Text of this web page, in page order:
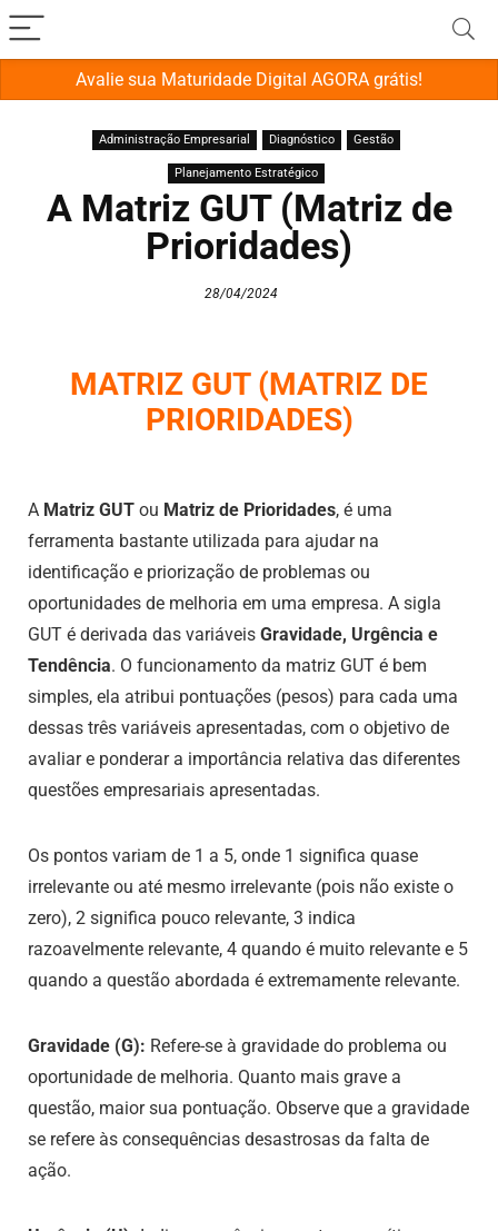
Avalie sua Maturidade Digital AGORA grátis!
Administração Empresarial Diagnóstico Gestão
Planejamento Estratégico
A Matriz GUT (Matriz de
Prioridades)
28/04/2024
MATRIZ GUT (MATRIZ DE
PRIORIDADES)
A Matriz GUT ou Matriz de Prioridades, é uma
ferramenta bastante utilizada para ajudar na
identificação e priorização de problemas ou
oportunidades de melhoria em uma empresa. A sigla
GUT é derivada das variáveis Gravidade, Urgência e
Tendência. O funcionamento da matriz GUT é bem
simples, ela atribui pontuações (pesos) para cada uma
dessas três variáveis apresentadas, com o objetivo de
avaliar e ponderar a importância relativa das diferentes
questões empresariais apresentadas.
Os pontos variam de 1 a 5, onde 1 significa quase
irrelevante ou até mesmo irrelevante (pois não existe o
zero), 2 significa pouco relevante, 3 indica
razoavelmente relevante, 4 quando é muito relevante e 5
quando a questão abordada é extremamente relevante.
Gravidade (G): Refere-se à gravidade do problema ou
oportunidade de melhoria. Quanto mais grave a
questão, maior sua pontuação. Observe que a gravidade
se refere às consequências desastrosas da falta de
ação.